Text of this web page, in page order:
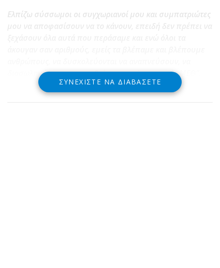
Ελπίζω σύσσωμοι οι συγχωριανοί μου και συμπατριώτες
διασωληνώνονται, να πεθαίνουν εντός και εκτός ΜΕΘ”.
ΣΥΝΕΧΊΣΤΕ ΝΑ ΔΙΑΒΆΣΕΤΕ